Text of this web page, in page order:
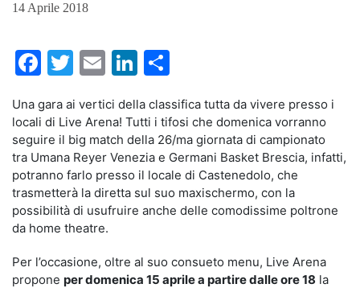
14 Aprile 2018
Facebook
Twitter
EmailLinkedIn
Una gara ai vertici della classifica tutta da vivere presso i
locali di Live Arena! Tutti i tifosi che domenica vorranno
seguire il big match della 26/ma giornata di campionato
tra Umana Reyer Venezia e Germani Basket Brescia, infatti,
potranno farlo presso il locale di Castenedolo, che
trasmetterà la diretta sul suo maxischermo, con la
possibilità di usufruire anche delle comodissime poltrone
da home theatre.
Per l’occasione, oltre al suo consueto menu, Live Arena
propone per domenica 15 aprile a partire dalle ore 18 la